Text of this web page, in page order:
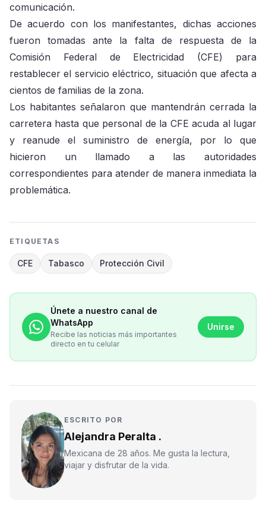
comunicación.
De acuerdo con los manifestantes, dichas acciones
fueron tomadas ante la falta de respuesta de la
Comisión Federal de Electricidad (CFE) para
restablecer el servicio eléctrico, situación que afecta a
cientos de familias de la zona.
Los habitantes señalaron que mantendrán cerrada la
carretera hasta que personal de la CFE acuda al lugar
y reanude el suministro de energía, por lo que
hicieron un llamado a las autoridades
correspondientes para atender de manera inmediata la
problemática.
ETIQUETAS
CFE Tabasco Protección Civil
Únete a nuestro canal de
WhatsApp
Recibe las noticias más importantes
directo en tu celular
Unirse
ESCRITO POR
Alejandra Peralta .
Mexicana de 28 años. Me gusta la lectura,
viajar y disfrutar de la vida.